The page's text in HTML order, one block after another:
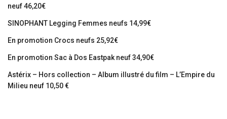
neuf 46,20€
SINOPHANT Legging Femmes neufs 14,99€
En promotion Crocs neufs 25,92€
En promotion Sac à Dos Eastpak neuf 34,90€
Astérix – Hors collection – Album illustré du film – L’Empire du
Milieu neuf 10,50 €